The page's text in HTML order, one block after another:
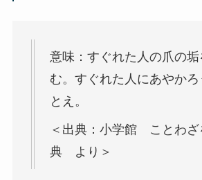
意味：すぐれた人の爪の
む。すぐれた人にあやか
とえ。
＜出典：小学館 ことわざ
典 より＞